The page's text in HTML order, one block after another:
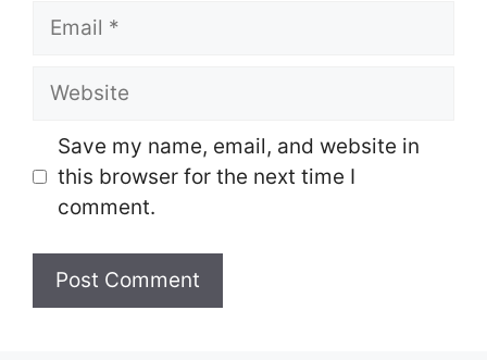
Email
Website
Save my name, email, and website in
this browser for the next time I
comment.